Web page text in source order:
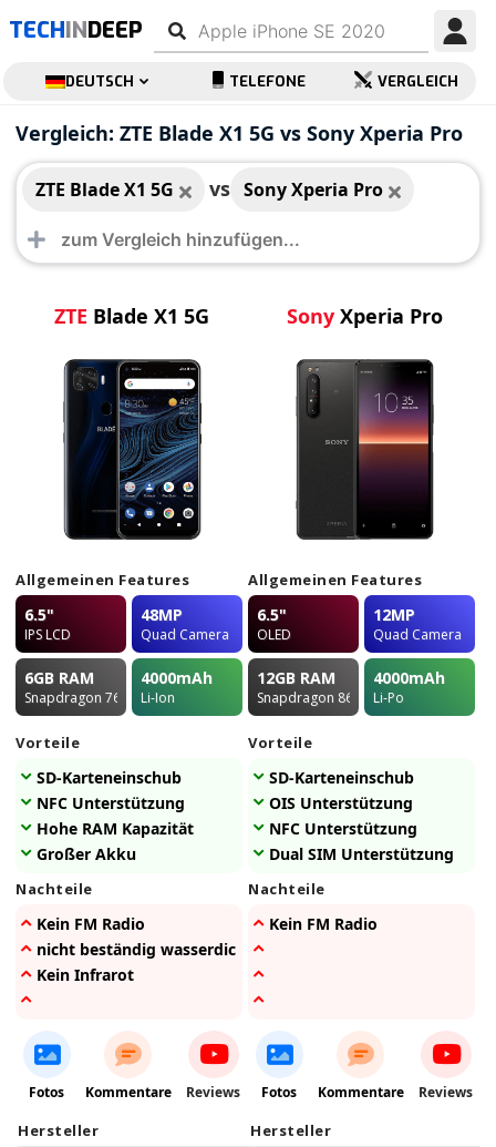
TECHINDEEP
DEUTSCH TELEFONE VERGLEICH
Vergleich: ZTE Blade X1 5G vs Sony Xperia Pro
ZTE Blade X1 5G vs Sony Xperia Pro
ZTE Blade X1 5G
ZTE Blade X1 5G
Allgemeinen Features
6.5"
IPS LCD
48MP
Quad Camera
6GB RAM
Snapdragon 765G
4000mAh
Li-Ion
Vorteile
SD-Karteneinschub
NFC Unterstützung
Hohe RAM Kapazität
Großer Akku
Nachteile
Kein FM Radio
nicht beständig wasserdicht
Kein Infrarot
Fotos Kommentare Reviews
Hersteller
Sony Xperia Pro
Sony Xperia Pro
Allgemeinen Features
6.5"
OLED
12MP
Quad Camera
12GB RAM
Snapdragon 865
4000mAh
Li-Po
Vorteile
SD-Karteneinschub
OIS Unterstützung
NFC Unterstützung
Dual SIM Unterstützung
Nachteile
Kein FM Radio
Fotos Kommentare Reviews
Hersteller